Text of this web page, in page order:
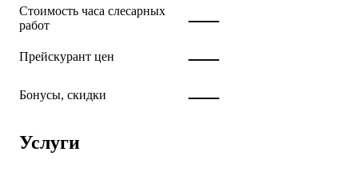
Стоимость часа слесарных
работ
—
Прейскурант цен —
Бонусы, скидки —
Услуги